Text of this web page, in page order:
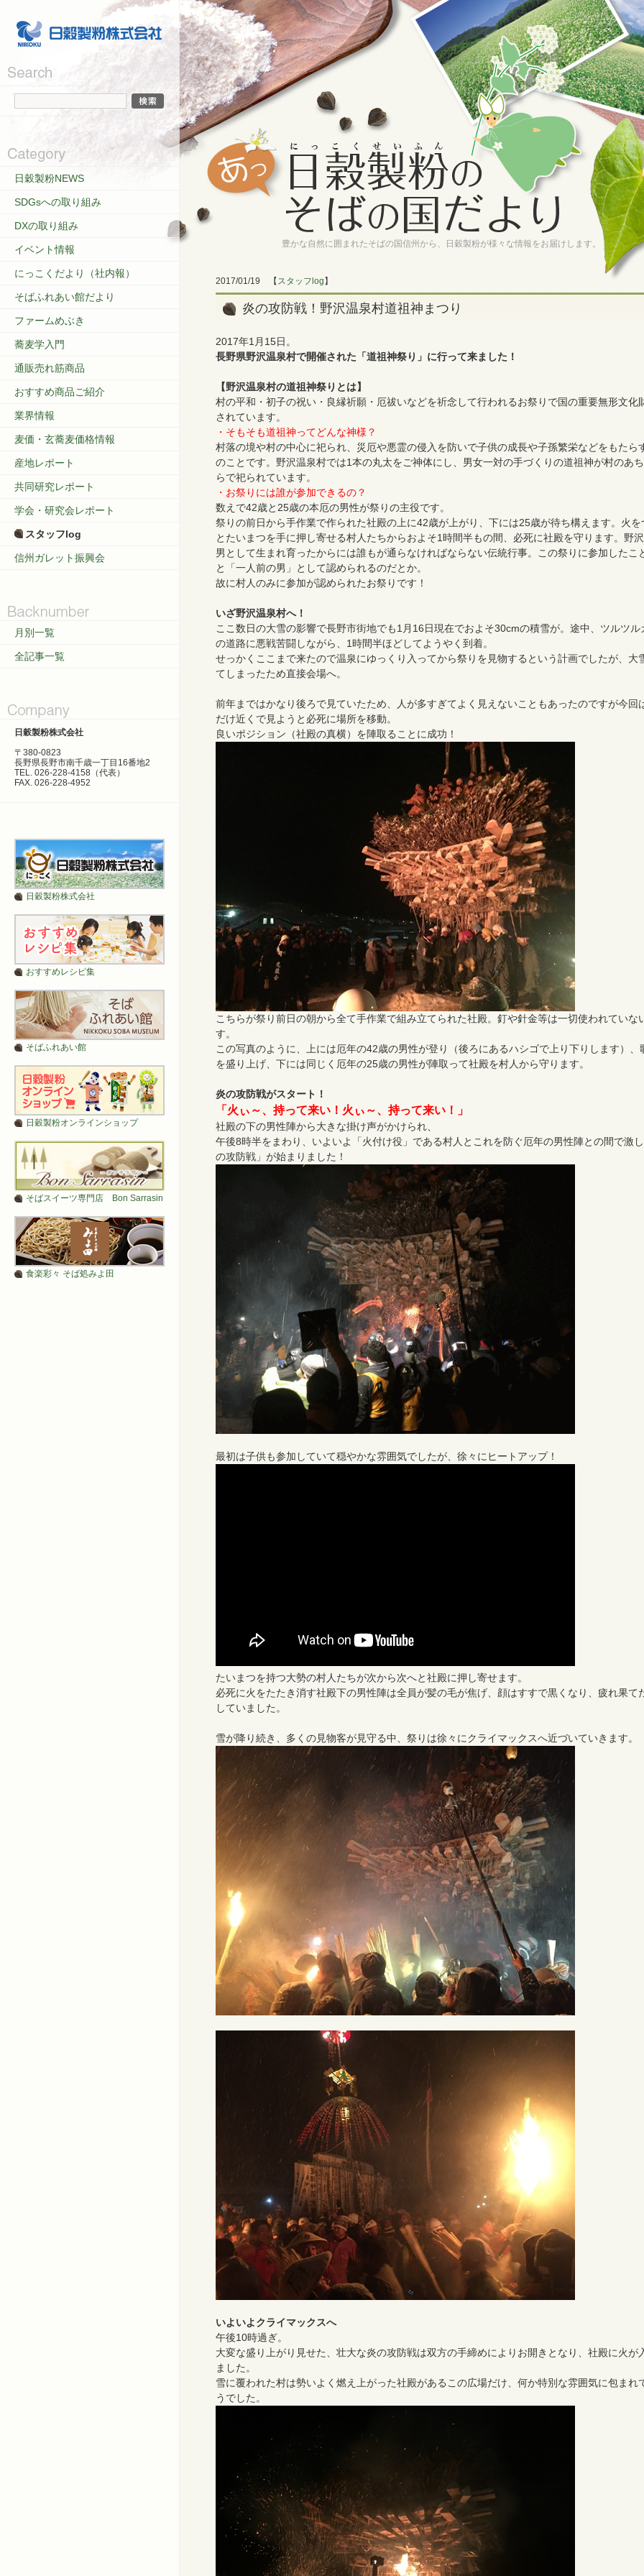
豊かな自然に囲まれたそばの国信州から、日穀製粉が様々な情報をお届けします。
2017/01/19 【 スタッフlog 】
炎の攻防戦！野沢温泉村道祖神まつり
2017年1月15日。
長野県野沢温泉村で開催された「道祖神祭り」に行って来ました！
【野沢温泉村の道祖神祭りとは】
村の平和・初子の祝い・良縁祈願・厄祓いなどを祈念して行われるお祭りで国の重要無形文化
されています。
・そもそも道祖神ってどんな神様？
村落の境や村の中心に祀られ、災厄や悪霊の侵入を防いで子供の成長や子孫繁栄などをもたら
のことです。野沢温泉村では1本の丸太をご神体にし、男女一対の手づくりの道祖神が村のあ
らで祀られています。
・お祭りには誰が参加できるの？
数えで42歳と25歳の本厄の男性が祭りの主役です。
祭りの前日から手作業で作られた社殿の上に42歳が上がり、下には25歳が待ち構えます。火を
とたいまつを手に押し寄せる村人たちからおよそ1時間半もの間、必死に社殿を守ります。野
男として生まれ育ったからには誰もが通らなければならない伝統行事。この祭りに参加したこ
と「一人前の男」として認められるのだとか。
故に村人のみに参加が認められたお祭りです！
いざ野沢温泉村へ！
ここ数日の大雪の影響で長野市街地でも1月16日現在でおよそ30cmの積雪が。途中、ツルツル
の道路に悪戦苦闘しながら、1時間半ほどしてようやく到着。
せっかくここまで来たので温泉にゆっくり入ってから祭りを見物するという計画でしたが、大
てしまったため直接会場へ。
前年まではかなり後ろで見ていたため、人が多すぎてよく見えないこともあったのですが今回
だけ近くで見ようと必死に場所を移動。
良いポジション（社殿の真横）を陣取ることに成功！
こちらが祭り前日の朝から全て手作業で組み立てられた社殿。釘や針金等は一切使われていな
す。
この写真のように、上には厄年の42歳の男性が登り（後ろにあるハシゴで上り下りします）、
を盛り上げ、下には同じく厄年の25歳の男性が陣取って社殿を村人から守ります。
炎の攻防戦がスタート！
「火ぃ～、持って来い！火ぃ～、持って来い！」
社殿の下の男性陣から大きな掛け声がかけられ、
午後8時半をまわり、いよいよ「火付け役」である村人とこれを防ぐ厄年の男性陣との間で激
の攻防戦」が始まりました！
最初は子供も参加していて穏やかな雰囲気でしたが、徐々にヒートアップ！
たいまつを持つ大勢の村人たちが次から次へと社殿に押し寄せます。
必死に火をたたき消す社殿下の男性陣は全員が髪の毛が焦げ、顔はすすで黒くなり、疲れ果て
していました。
雪が降り続き、多くの見物客が見守る中、祭りは徐々にクライマックスへ近づいていきます。
いよいよクライマックスへ
午後10時過ぎ。
大変な盛り上がり見せた、壮大な炎の攻防戦は双方の手締めによりお開きとなり、社殿に火が
ました。
雪に覆われた村は勢いよく燃え上がった社殿があるこの広場だけ、何か特別な雰囲気に包まれ
うでした。
日穀製粉NEWS
SDGsへの取り組み
DXの取り組み
イベント情報
にっこくだより（社内報）
そばふれあい館だより
ファームめぶき
蕎麦学入門
通販売れ筋商品
おすすめ商品ご紹介
業界情報
麦価・玄蕎麦価格情報
産地レポート
共同研究レポート
学会・研究会レポート
スタッフlog
信州ガレット振興会
月別一覧
全記事一覧
日穀製粉株式会社
〒380-0823
長野県長野市南千歳一丁目16番地2
TEL. 026-228-4158（代表）
FAX. 026-228-4952
日穀製粉株式会社
おすすめレシピ集
そばふれあい館
日穀製粉オンラインショップ
そばスイーツ専門店 Bon Sarrasin
食楽彩々 そば処みよ田